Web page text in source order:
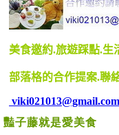
豔子藤就是愛美食